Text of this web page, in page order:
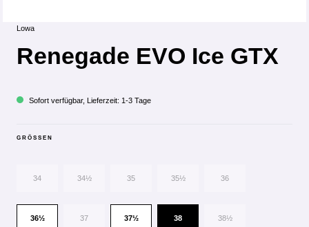
Lowa
Renegade EVO Ice GTX
Sofort verfügbar, Lieferzeit: 1-3 Tage
GRÖSSEN
34 34½ 35 35½ 36
36½ 37 37½ 38 38½